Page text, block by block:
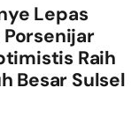
Lepas
Raih
Besar Sulsel